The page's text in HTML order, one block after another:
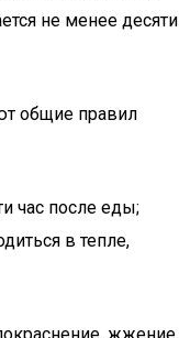
не менее десяти
общие правил
час после еды;
в тепле,